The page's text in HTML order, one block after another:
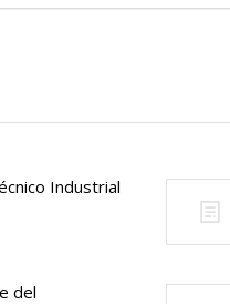
Industrial
del